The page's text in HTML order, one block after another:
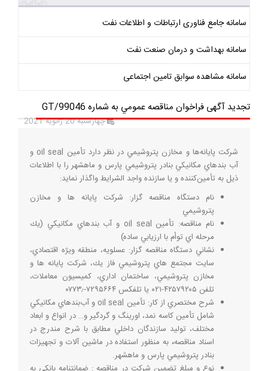
سامانه جامع فناوری ارتباطات و اطلاعات نفت
سامانه بهداشت و درمان صنعت نفت
سامانه مشاهده سوابق تامین اجتماعی
تجديد آگهی فراخوان مناقصه عمومي به شماره GT/99046
چهارشنبه 20 ژانویه 2021
شركت پايانه‌ها و مخازن پتروشيمي در نظر دارد تأمين oil seal و
آب بندهاي مكانيكي بنادر پتروشيمي پارس و ماهشهر را با اطلاعات
ذيل به تأمین‌کننده و يا سازنده واجد الشرایط واگذار نماید:
نام دستگاه مناقصه گزار: شركت پايانه ها و مخازن
پتروشيمي
نام مناقصه: تأمين oil seal و آب بندهاي مكانيكي (يك
مرحله اي توأم با ارزيابي ساده)
نشاني دستگاه مناقصه گزار: عسلويه، منطقه ويژه اقتصادي،
سايت مجتمع هاي پتروشيمي فاز يك، شركت پايانه ها و
مخازن پتروشيمي، ساختمان اداري، كميسيون معاملات،
تلفن ۴۲۵۷۹۲۰۵-۰۲۱ يا تلفكس ۷۲۹۵۶۶۴-۰۷۷۳٫
شرح مختصري از كار: تأمين oil seal و آب‌بندهاي مكانيكي
شامل تأمين كاسه نمد، اورينگ و گردگير و… در انواع و ابعاد
مختلف، توليد سازندگان داخلي مطابق با شرح مندرج در
اسناد مناقصه، به منظور استفاده در ماشين آلات و تجهيزات
بنادر پتروشيمي پارس و ماهشهر.